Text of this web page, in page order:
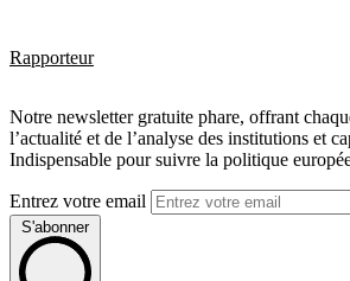
Rapporteur
Notre newsletter gratuite phare, offrant
l’actualité et de l’analyse des institutions et
Indispensable pour suivre la politique
Entrez votre email
S'abonner